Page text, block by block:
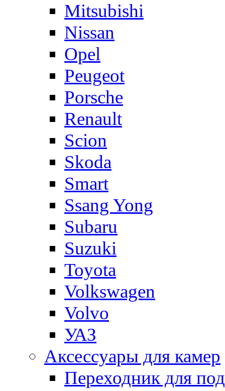
Mitsubishi
Nissan
Opel
Peugeot
Porsche
Renault
Scion
Skoda
Smart
Ssang Yong
Subaru
Suzuki
Toyota
Volkswagen
Volvo
УАЗ
Аксессуары для камер
Переходник для